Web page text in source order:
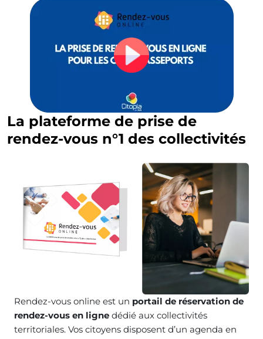
La plateforme de prise de
rendez-vous n°1 des collectivités
Rendez-vous online est un portail de réservation de
rendez-vous en ligne dédié aux collectivités
territoriales. Vos citoyens disposent d’un agenda en